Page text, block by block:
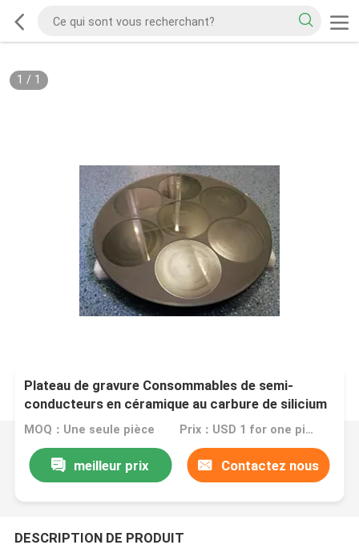
1 / 1
Plateau de gravure Consommables de semi-
conducteurs en céramique au carbure de silicium
sintré
MOQ：Une seule pièce Prix：USD 1 for one piece
meilleur prix Contactez nous
DESCRIPTION DE PRODUIT